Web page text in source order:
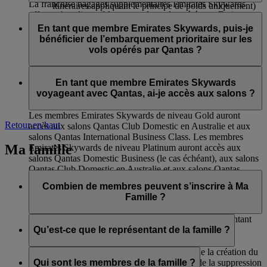
La franchise bagages supplémentaires Emirates Skywards
offerte n’est disponible que sur les vols opérés par Emirates et
flydubai. Cet avantage ne s’applique pas aux vols en partage
de code opérés par d’autres compagnies aériennes et dans le
cas où l’itinéraire comprendrait des vols sur d’autres
itinéraires appliquant le principe de poids uniquement)
salons Domestic Club de Qantas ;
à l'embarquement prioritaire ;
à la livraison prioritaire des bagages.
sur des vols opérés par Qantas auront accès :
à l’enregistrement en Economie Premium (si
Franchise bagages de 12 kg supplémentaire (sur les
itinéraires appliquant le principe de poids uniquement)
En tant que membre Emirates Skywards, puis-je
bénéficier de l’embarquement prioritaire sur les
vols opérés par Qantas ?
membres Emirates Skywards de niveaux Platinum et Gold.
En tant que membre Emirates Skywards
voyageant avec Qantas, ai-je accès aux salons ?
Les membres Emirates Skywards de niveau Gold auront
accès aux salons Qantas Club Domestic en Australie et aux
salons Qantas International Business Class. Les membres
Emirates Skywards de niveau Platinum auront accès aux
salons Qantas Domestic Business (le cas échéant), aux salons
Qantas Club Domestic en Australie et aux salons Qantas
Retour en haut
Ma famille
Combien de membres peuvent s’inscrire à Ma
Famille ?
Huit membres au maximum peuvent s’inscrire, représentant
de la famille inclus.
Qu’est-ce que le représentant de la famille ?
Le représentant de la famille est responsable de la création du
compte Ma Famille, de l’ajout des membres, de la suppression
Qui sont les membres de la famille ?